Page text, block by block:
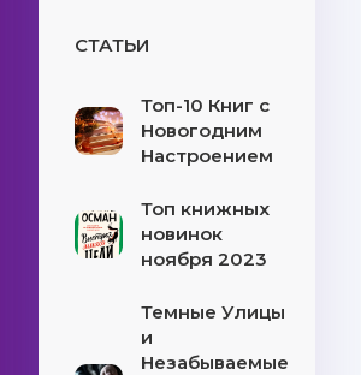
СТАТЬИ
Топ-10 Книг с
Новогодним
Настроением
Топ книжных
новинок
ноября 2023
Темные Улицы
и
Незабываемые